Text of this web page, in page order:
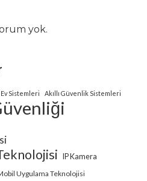
yok.
Ev Sistemleri Akıllı Güvenlik Sistemleri
IP Kamera
Uygulama Teknolojisi